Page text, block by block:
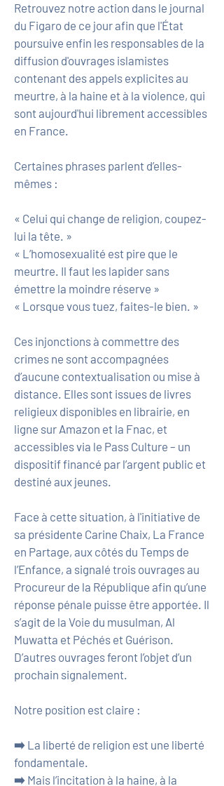
Retrouvez notre action dans le journal
du Figaro de ce jour afin que l'État
poursuive enfin les responsables de la
diffusion d'ouvrages islamistes
contenant des appels explicites au
meurtre, à la haine et à la violence, qui
sont aujourd'hui librement accessibles
en France.
Certaines phrases parlent d’elles-
mêmes :
« Celui qui change de religion, coupez-
lui la tête. »
« L’homosexualité est pire que le
meurtre. Il faut les lapider sans
émettre la moindre réserve »
« Lorsque vous tuez, faites-le bien. »
Ces injonctions à commettre des
crimes ne sont accompagnées
d’aucune contextualisation ou mise à
distance. Elles sont issues de livres
religieux disponibles en librairie, en
ligne sur Amazon et la Fnac, et
accessibles via le Pass Culture – un
dispositif financé par l’argent public et
destiné aux jeunes.
Face à cette situation, à l'initiative de
sa présidente Carine Chaix, La France
en Partage, aux côtés du Temps de
l’Enfance, a signalé trois ouvrages au
Procureur de la République afin qu’une
réponse pénale puisse être apportée. Il
s’agit de la Voie du musulman, Al
Muwatta et Péchés et Guérison.
D’autres ouvrages feront l’objet d’un
prochain signalement.
Notre position est claire :
➡️ La liberté de religion est une liberté
fondamentale.
➡️ Mais l’incitation à la haine, à la